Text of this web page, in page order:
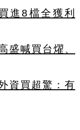
進8檔全獲利
盛喊買台燿、
資買超驚：有